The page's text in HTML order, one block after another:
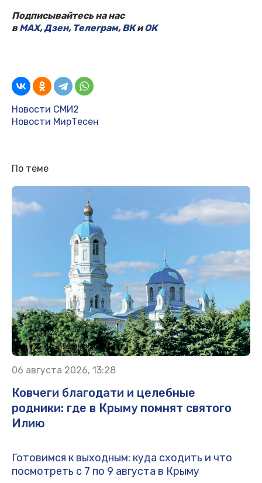
Подписывайтесь на нас
вMAX,Дзен, Телеграм,ВКиОК
Новости СМИ2
Новости МирТесен
По теме
06 августа 2026, 13:28
Ковчеги благодати и целебные
родники: где в Крыму помнят святого
Илию
Готовимся к выходным: куда сходить и что
посмотреть с 7 по 9 августа в Крыму